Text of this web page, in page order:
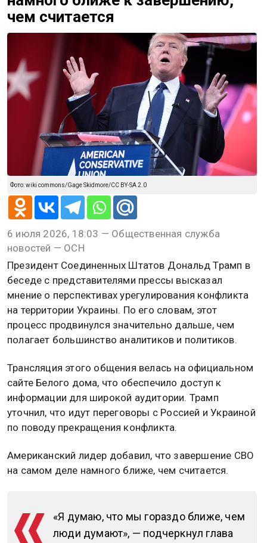
чем считается
Фото: wiki commons/Gage Skidmore/CC BY-SA 2.0
6 июля 2026, 18:03 — Общественная служба
новостей — ОСН
Президент Соединенных Штатов Дональд Трамп в
беседе с представителями прессы высказал
мнение о перспективах урегулирования конфликта
на территории Украины. По его словам, этот
процесс продвинулся значительно дальше, чем
полагает большинство аналитиков и политиков.
Трансляция этого общения велась на официальном
сайте Белого дома, что обеспечило доступ к
информации для широкой аудитории. Трамп
уточнил, что идут переговоры с Россией и Украиной
по поводу прекращения конфликта.
Американский лидер добавил, что завершение СВО
на самом деле намного ближе, чем считается.
«Я думаю, что мы гораздо ближе, чем
люди думают», — подчеркнул глава